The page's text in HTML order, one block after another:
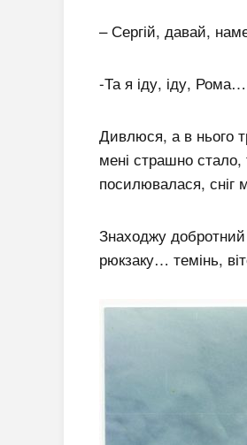
– Сергій, давай,
-Та я іду, іду, Рома…
Дивлюся, а в нього
мені страшно стало,
посилювалася,
Знаходжу
рюкзаку… темінь,